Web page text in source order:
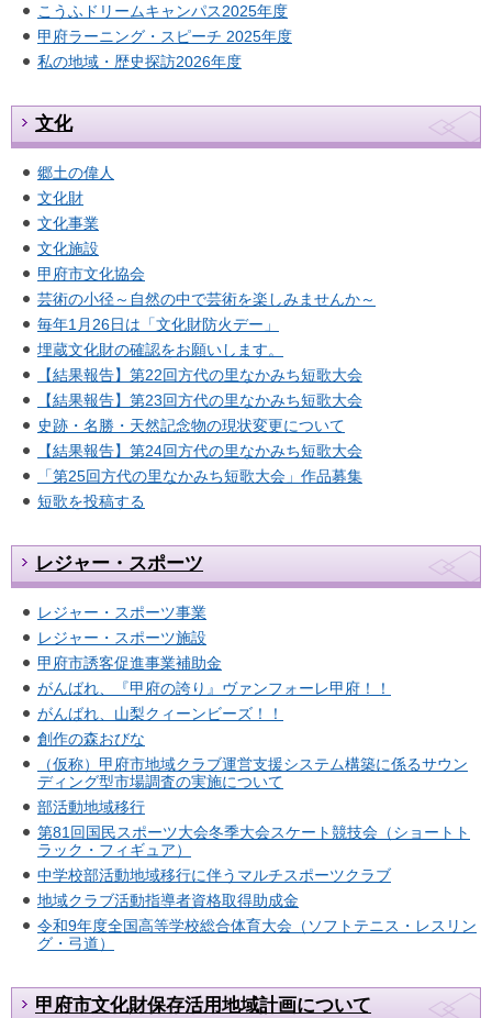
こうふドリームキャンパス2025年度
甲府ラーニング・スピーチ 2025年度
私の地域・歴史探訪2026年度
文化
郷土の偉人
文化財
文化事業
文化施設
甲府市文化協会
芸術の小径～自然の中で芸術を楽しみませんか～
毎年1月26日は「文化財防火デー」
埋蔵文化財の確認をお願いします。
【結果報告】第22回方代の里なかみち短歌大会
【結果報告】第23回方代の里なかみち短歌大会
史跡・名勝・天然記念物の現状変更について
【結果報告】第24回方代の里なかみち短歌大会
「第25回方代の里なかみち短歌大会」作品募集
短歌を投稿する
レジャー・スポーツ
レジャー・スポーツ事業
レジャー・スポーツ施設
甲府市誘客促進事業補助金
がんばれ、『甲府の誇り』ヴァンフォーレ甲府！！
がんばれ、山梨クィーンビーズ！！
創作の森おびな
（仮称）甲府市地域クラブ運営支援システム構築に係るサウン
ディング型市場調査の実施について
部活動地域移行
第81回国民スポーツ大会冬季大会スケート競技会（ショートト
ラック・フィギュア）
中学校部活動地域移行に伴うマルチスポーツクラブ
地域クラブ活動指導者資格取得助成金
令和9年度全国高等学校総合体育大会（ソフトテニス・レスリン
グ・弓道）
甲府市文化財保存活用地域計画について